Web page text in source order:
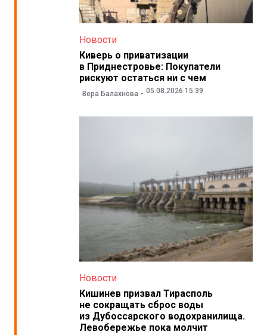
Новости
Киверь о приватизации
в Приднестровье: Покупатели
рискуют остаться ни с чем
Вера Балахнова 05.08.2026 15:39
Новости
Кишинев призвал Тирасполь
не сокращать сброс воды
из Дубоссарского водохранилища.
Левобережье пока молчит